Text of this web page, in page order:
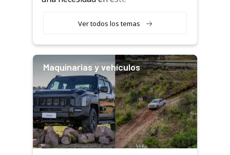
Ver todos los temas
Maquinarias y vehículos